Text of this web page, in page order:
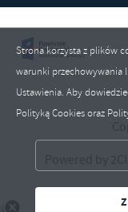
Strona korzysta z plików
warunki przechowywania
Ustawienia. Aby
Polityką Cookies oraz